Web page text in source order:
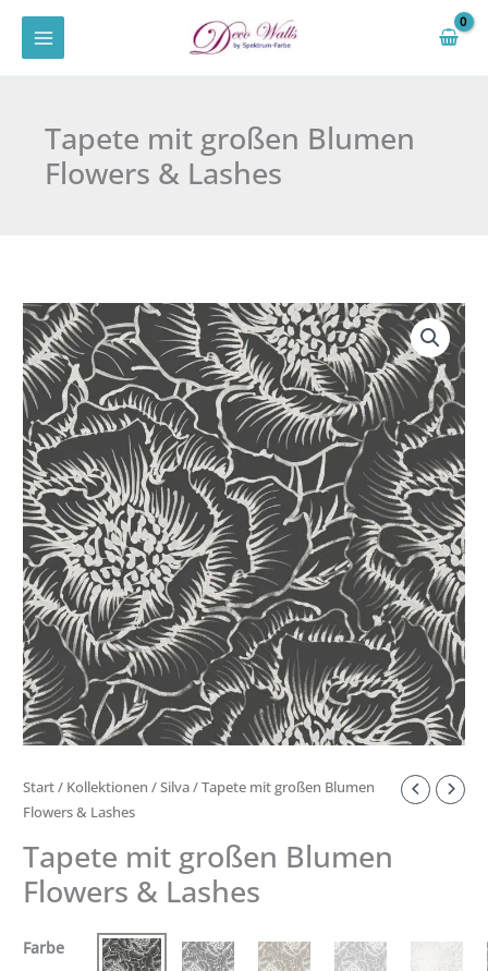
Zum
Inhalt
Tapete mit großen Blumen
Flowers & Lashes
Start/ Kollektionen /Silva/ Tapete mit großen Blumen
Flowers & Lashes
Tapete mit großen Blumen
Flowers & Lashes
Farbe
Tapete
mit
großen
Blumen
Flowers
&
Lashes
Menge